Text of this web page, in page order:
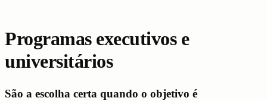
Programas executivos e
universitários
São a escolha certa quando o objetivo é